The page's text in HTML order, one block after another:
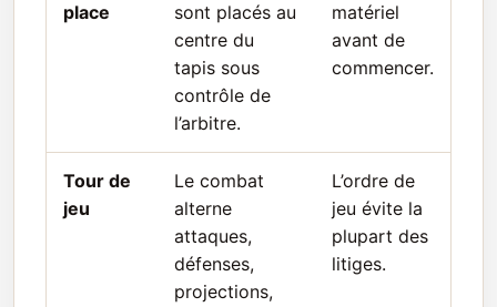
place
sont placés au
centre du
tapis sous
contrôle de
l’arbitre.
matériel
avant de
commencer.
Tour de
jeu
Le combat
alterne
attaques,
défenses,
projections,
L’ordre de
jeu évite la
plupart des
litiges.